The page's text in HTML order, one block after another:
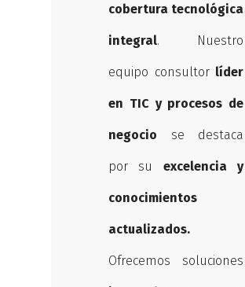
cobertura tecnológica
integral. Nuestro
equipo consultorlíder
en TIC y procesos de
negocio se destaca
por su excelencia y
conocimientos
actualizados.
Ofrecemos soluciones